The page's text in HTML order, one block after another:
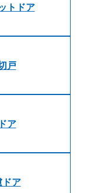
トドア
戸
ア
ア